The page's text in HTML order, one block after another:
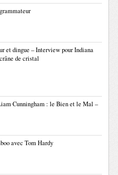
et dingue – Interview pour Indiana
de cristal
Cunningham : le Bien et le Mal –
avec Tom Hardy